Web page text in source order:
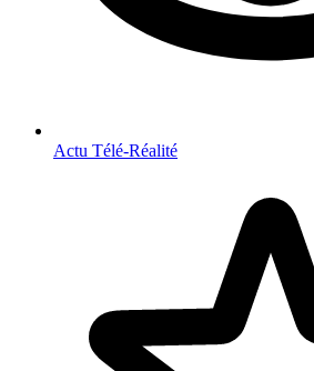
Actu Télé-Réalité